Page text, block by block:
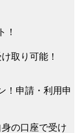
！
取り可能！
！申請・利用申
の口座で受け